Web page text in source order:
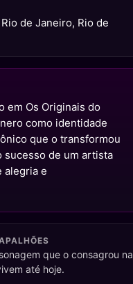
de Janeiro, Rio de
em Os Originais do
como identidade
que o transformou
sucesso de um artista
alegria e
que o consagrou na
até hoje.